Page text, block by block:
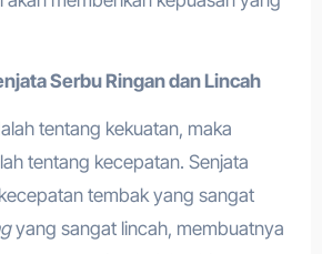
Serbu Ringan dan Lincah
tentang kekuatan, maka
tentang kecepatan. Senjata
tembak yang sangat
yang sangat lincah, membuatnya